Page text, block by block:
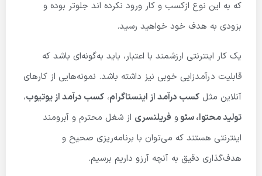
که به این نوع ازکسب و کار ورود نکرده اند جلوتر بوده و
بزودی به هدف خود خواهید رسید.
یک کار اینترنتی ارزشمند با اعتبار، باید به‌گونه‌ای باشد که
قابلیت درآمدزایی خوبی نیز داشته باشد. نمونه‌هایی از کارهای
آنلاین مثل کسب درآمد از اینستاگرام، کسب درآمد از یوتیوب،
تولید محتوا، سئوو فریلنسری از شغل محترم و آبرومند
اینترنتی هستند که می‌توان با برنامه‌ریزی صحیح و
هدف‌گذاری دقیق به آنچه آرزو داریم برسیم.